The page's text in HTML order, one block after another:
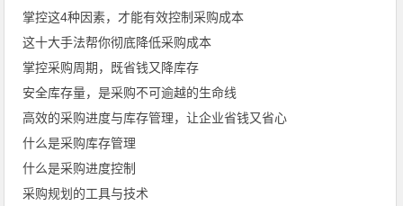
掌控这4种因素，才能有效控制采购成本
这十大手法帮你彻底降低采购成本
掌控采购周期，既省钱又降库存
安全库存量，是采购不可逾越的生命线
高效的采购进度与库存管理，让企业省钱又省心
什么是采购库存管理
什么是采购进度控制
采购规划的工具与技术